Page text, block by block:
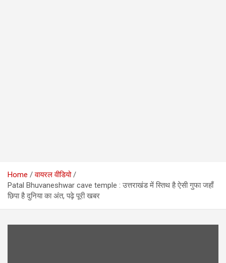
Home
वायरल वीडियो
Patal Bhuvaneshwar cave temple : उत्तराखंड में स्तिथ है ऐसी गुफा जहाँ
छिपा है दुनिया का अंत, पढ़े पूरी खबर